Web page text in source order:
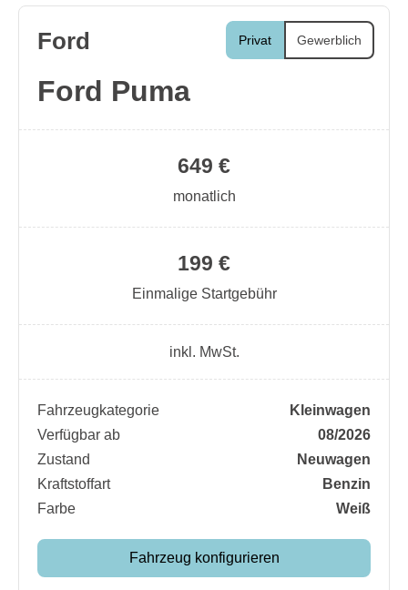
Privat Gewerblich
Ford
Ford Puma
199 €
Einmalige Startgebühr
649 €
monatlich
inkl. MwSt.
Fahrzeugkategorie
Kleinwagen
Verfügbar ab
08/2026
Zustand
Neuwagen
Kraftstoffart
Benzin
Farbe
Weiß
Fahrzeug konfigurieren